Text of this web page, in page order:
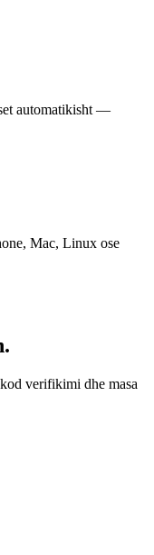
automatikisht —
Mac, Linux ose
verifikimi dhe masa